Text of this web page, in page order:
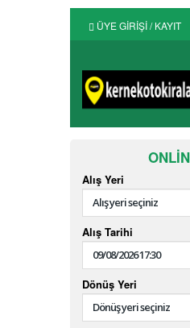
ÜYE GİRİŞİ / KAYIT
Alış Yeri
Alış Tarihi
Dönüş Yeri